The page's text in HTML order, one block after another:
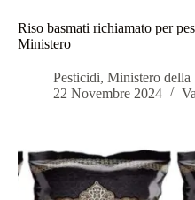
Riso basmati richiamato per
Ministero
Pesticidi, Ministero della
22 Novembre 2024